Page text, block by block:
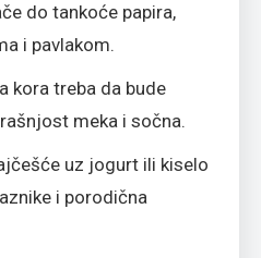
do tankoće papira,
i pavlakom.
kora treba da bude
meka i sočna.
uz jogurt ili kiselo
i porodična